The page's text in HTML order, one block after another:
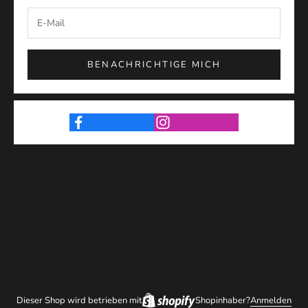
BENACHRICHTIGE MICH
Dieser Shop wird betrieben mit Shopinhaber?Anmelden